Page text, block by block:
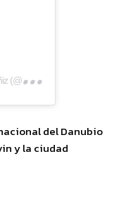
Una
publicación compartida de Alfredo Muñiz (@eltestamentodelgallo)
del Danubio
y la ciudad